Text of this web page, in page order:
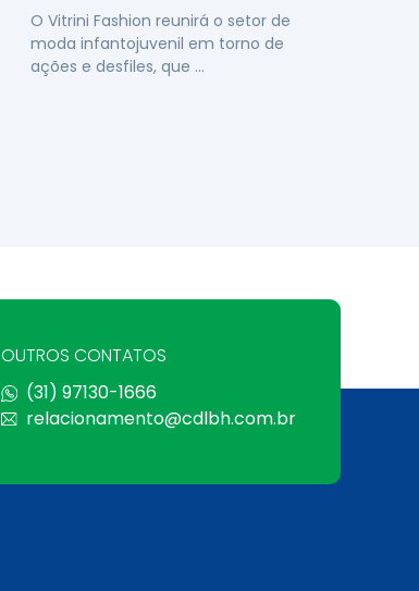
O Vitrini Fashion reunirá o setor de
moda infantojuvenil em torno de
ações e desfiles, que …
OUTROS CONTATOS
(31) 97130-1666
relacionamento@cdlbh.com.br